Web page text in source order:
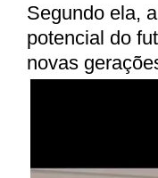
Segundo ela,
potencial do
novas